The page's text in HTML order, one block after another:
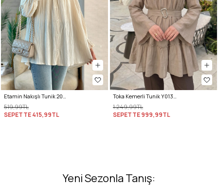
519,99TL
SEPETTE415,99TL
1.249,99TL
SEPETTE999,99TL
Yeni Sezonla Tanış: